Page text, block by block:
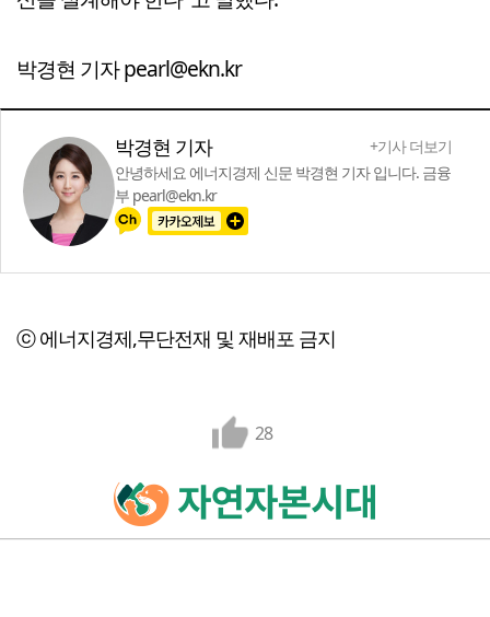
박경현 기자 pearl@ekn.kr
박경현 기자
+기사 더보기
안녕하세요 에너지경제 신문 박경현 기자 입니다. 금융
부 pearl@ekn.kr
ⓒ 에너지경제,무단전재 및 재배포 금지
28